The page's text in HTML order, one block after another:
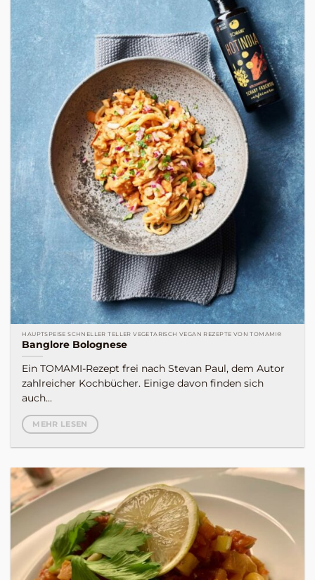
HAUPTSPEISE SCHNELLER TELLER VEGETARISCH VEGAN REZEPTE VON TOMAMI®
Banglore Bolognese
Ein TOMAMI-Rezept frei nach Stevan Paul, dem Autor
zahlreicher Kochbücher. Einige davon finden sich
auch...
MEHR LESEN